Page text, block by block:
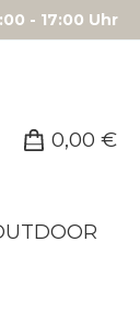
- 17:00 Uhr
0,00 €